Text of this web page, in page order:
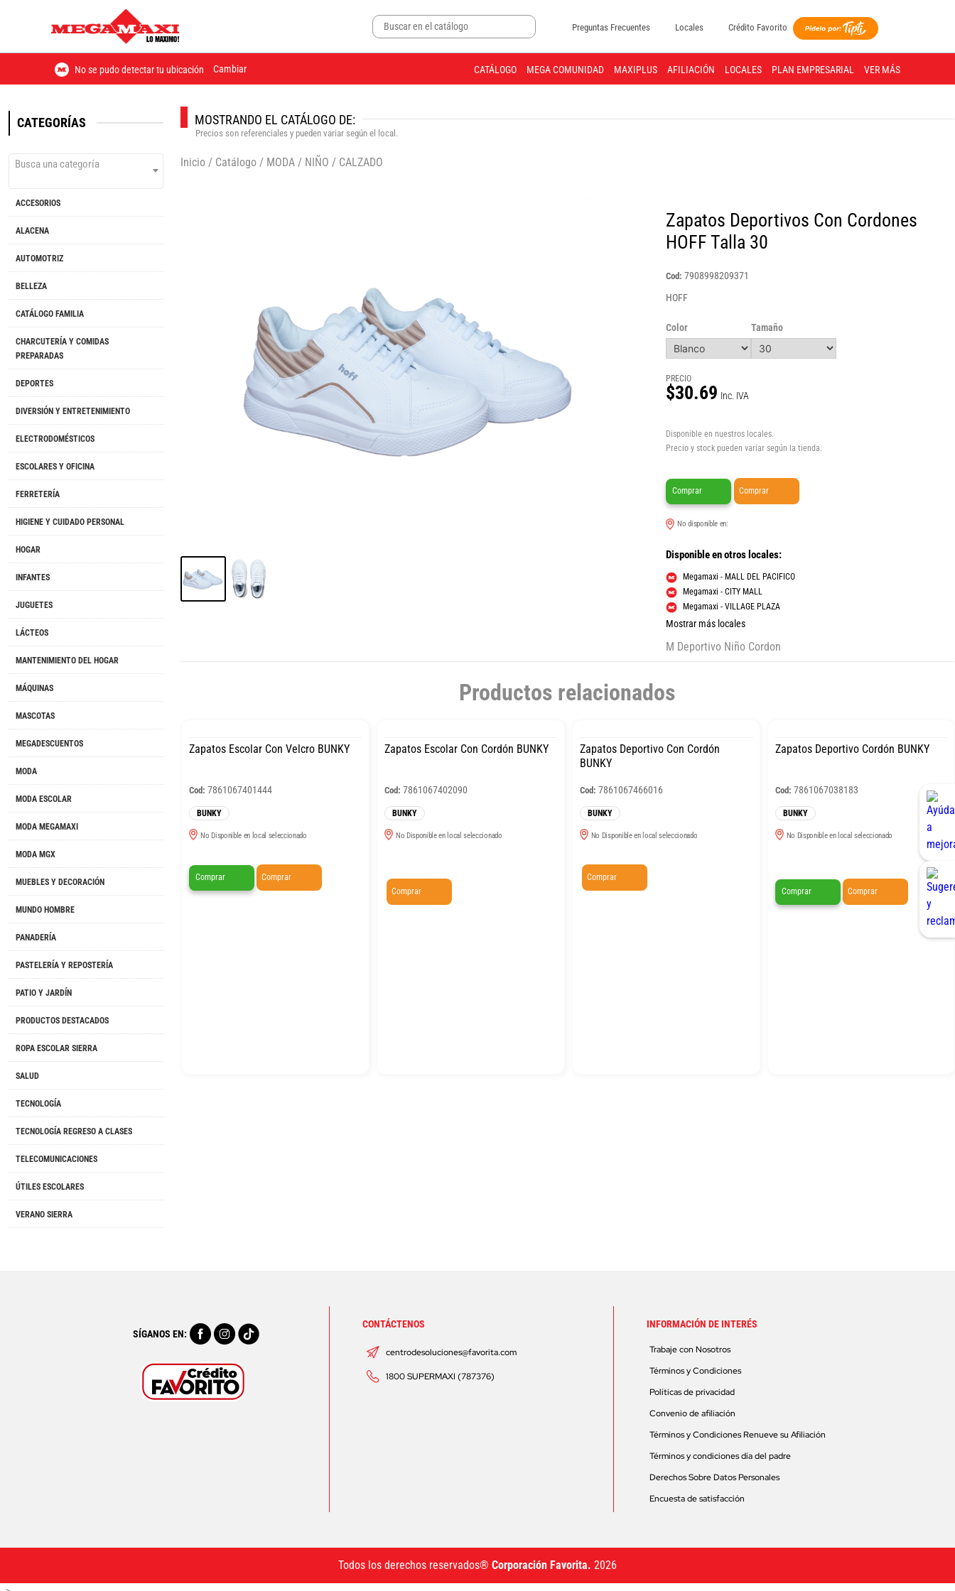
Preguntas Frecuentes Locales Crédito Favorito
No se pudo detectar tu ubicación Cambiar CATÁLOGO MEGA COMUNIDAD MAXIPLUS AFILIACIÓN LOCALES PLAN EMPRESARIAL VER MÁS
CATEGORÍAS
Busca una categoría
ACCESORIOS
ALACENA
AUTOMOTRIZ
BELLEZA
CATÁLOGO FAMILIA
CHARCUTERÍA Y COMIDAS
PREPARADAS
DEPORTES
DIVERSIÓN Y ENTRETENIMIENTO
ELECTRODOMÉSTICOS
ESCOLARES Y OFICINA
FERRETERÍA
HIGIENE Y CUIDADO PERSONAL
HOGAR
INFANTES
JUGUETES
LÁCTEOS
MANTENIMIENTO DEL HOGAR
MÁQUINAS
MASCOTAS
MEGADESCUENTOS
MODA
MODA ESCOLAR
MODA MEGAMAXI
MODA MGX
MUEBLES Y DECORACIÓN
MUNDO HOMBRE
PANADERÍA
PASTELERÍA Y REPOSTERÍA
PATIO Y JARDÍN
PRODUCTOS DESTACADOS
ROPA ESCOLAR SIERRA
SALUD
TECNOLOGÍA
TECNOLOGÍA REGRESO A CLASES
TELECOMUNICACIONES
ÚTILES ESCOLARES
VERANO SIERRA
MOSTRANDO EL CATÁLOGO DE:
Precios son referenciales y pueden variar según el local.
Inicio / Catálogo / MODA / NIÑO / CALZADO
Zapatos Deportivos Con Cordones
HOFF Talla 30
Cod: 7908998209371
HOFF
Color Tamaño
PRECIO
$30.69 Inc. IVA
Disponible en nuestros locales.
Precio y stock pueden variar según la tienda.
Comprar Comprar
No disponible en:
Disponible en otros locales:
Megamaxi - MALL DEL PACIFICO
Megamaxi - CITY MALL
Megamaxi - VILLAGE PLAZA
Mostrar más locales
M Deportivo Niño Cordon
Productos relacionados
Zapatos Escolar Con Velcro BUNKY
Cod: 7861067401444
BUNKY
No Disponible en local seleccionado
Comprar Comprar
Zapatos Escolar Con Cordón BUNKY
Cod: 7861067402090
BUNKY
No Disponible en local seleccionado
Comprar
Zapatos Deportivo Con Cordón
BUNKY
Cod: 7861067466016
BUNKY
No Disponible en local seleccionado
Comprar
Zapatos Deportivo Cordón BUNKY
Cod: 7861067038183
BUNKY
No Disponible en local seleccionado
Comprar Comprar
SÍGANOS EN:
CONTÁCTENOS
centrodesoluciones@favorita.com
1800 SUPERMAXI (787376)
INFORMACIÓN DE INTERÉS
Trabaje con Nosotros
Términos y Condiciones
Políticas de privacidad
Convenio de afiliación
Términos y Condiciones Renueve su Afiliación
Términos y condiciones día del padre
Derechos Sobre Datos Personales
Encuesta de satisfacción
Todos los derechos reservados® Corporación Favorita. 2026